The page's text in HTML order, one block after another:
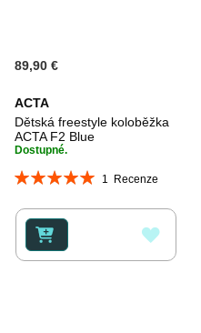
89,90 €
ACTA
Dětská freestyle koloběžka
ACTA F2 Blue
Dostupné.
Hodnocení:
1 Recenze
K